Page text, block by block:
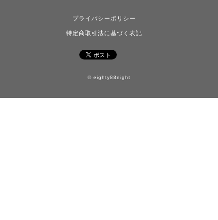
プライバシーポリシー
特定商取引法に基づく表記
© eighty88eight